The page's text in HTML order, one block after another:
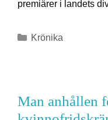
premiärer i landets
Krönika
Man anhållen